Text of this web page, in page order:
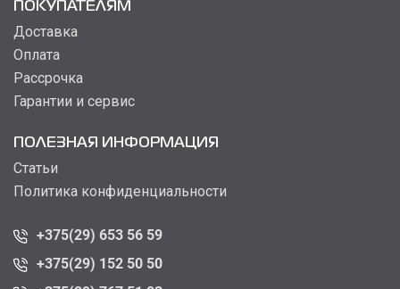
ПОКУПАТЕЛЯМ
Доставка
Оплата
Рассрочка
Гарантии и сервис
ПОЛЕЗНАЯ ИНФОРМАЦИЯ
Статьи
Политика конфиденциальности
+375(29) 653 56 59
+375(29) 152 50 50